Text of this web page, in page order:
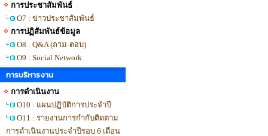
การประชาสัมพันธ์
O7 : ข่าวประชาสัมพันธ์
การปฏิสัมพันธ์ข้อมูล
O8 : Q&A (ถาม-ตอบ)
O9 : Social Network
การบริหารงาน
การดำเนินงาน
O10 : แผนปฏิบัติการประจำปี
O11 : รายงานการกำกับติดตาม
การดำเนินงานประจำปีรอบ 6 เดือน